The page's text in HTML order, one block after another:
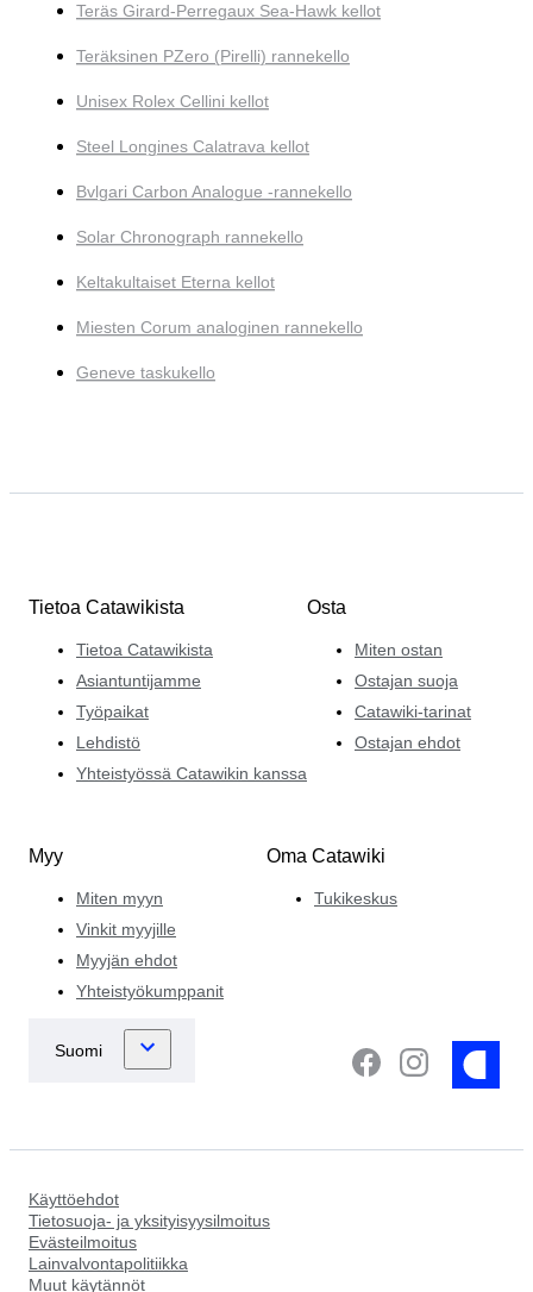
Teräs Girard-Perregaux Sea-Hawk kellot
Teräksinen PZero (Pirelli) rannekello
Unisex Rolex Cellini kellot
Steel Longines Calatrava kellot
Bvlgari Carbon Analogue -rannekello
Solar Chronograph rannekello
Keltakultaiset Eterna kellot
Miesten Corum analoginen rannekello
Geneve taskukello
Tietoa Catawikista
Tietoa Catawikista
Asiantuntijamme
Työpaikat
Lehdistö
Yhteistyössä Catawikin kanssa
Osta
Miten ostan
Ostajan suoja
Catawiki-tarinat
Ostajan ehdot
Myy
Miten myyn
Vinkit myyjille
Myyjän ehdot
Yhteistyökumppanit
Oma Catawiki
Tukikeskus
Käyttöehdot
Tietosuoja- ja yksityisyysilmoitus
Evästeilmoitus
Lainvalvontapolitiikka
Muut käytännöt